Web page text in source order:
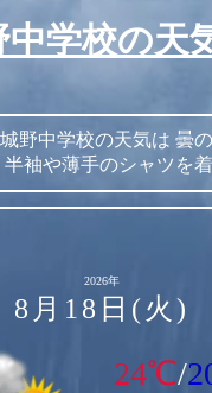
中学校の天
野中学校の天気は 曇
半袖や薄手のシャツを
2026年
8月18日(火)
24℃/